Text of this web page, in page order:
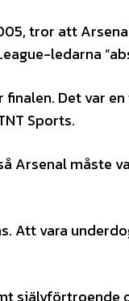
tror att
ledarna
Det var
Sports.
Arsenal måste
Att vara
självförtroende